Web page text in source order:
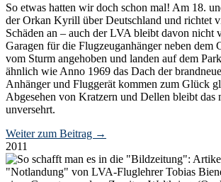
So etwas hatten wir doch schon mal! Am 18.
der Orkan Kyrill über Deutschland und richtet
Schäden an – auch der LVA bleibt davon nicht
Garagen für die Flugzeuganhänger neben dem
vom Sturm angehoben und landen auf dem
ähnlich wie Anno 1969 das Dach der
Anhänger und Fluggerät kommen zum Glück
Abgesehen von Kratzern und Dellen bleibt das
unversehrt.
Weiter zum Beitrag →
2011